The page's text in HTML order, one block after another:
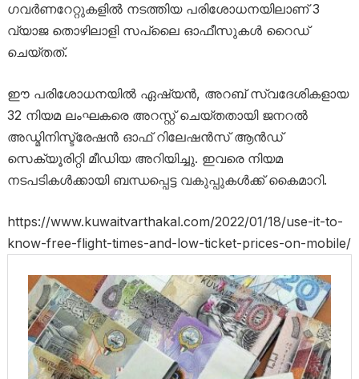
ഗവര്‍ണറേറ്റുകളില്‍ നടത്തിയ പരിശോധനയിലാണ് 3
വ്യാജ തൊഴിലാളി സപ്ലൈ ഓഫീസുകള്‍ റൈഡ്
ചെയ്തത്.
ഈ പരിശോധനയില്‍ ഏഷ്യന്‍, അറബ് സ്വദേശികളായ
32 നിയമ ലംഘകരെ അറസ്റ്റ് ചെയ്തതായി ജനറല്‍
അഡ്മിനിസ്ട്രേഷന്‍ ഓഫ് റിലേഷന്‍സ് ആന്‍ഡ്
സെക്യൂരിറ്റി മീഡിയ അറിയിച്ചു. ഇവരെ നിയമ
നടപടികള്‍ക്കായി ബന്ധപ്പെട്ട വകുപ്പുകള്‍ക്ക് കൈമാറി.
https://www.kuwaitvarthakal.com/2022/01/18/use-it-to-
know-free-flight-times-and-low-ticket-prices-on-mobile/